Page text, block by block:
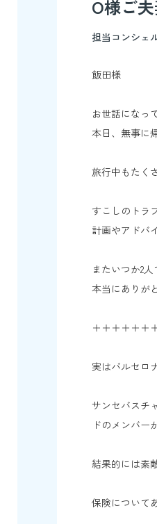
O様ご
担当コンシェ
飯田様
お世話になっ
本日、無事に
旅行中もたく
すこしのトラ
計画やアドバ
またいつか2
本当にありが
＋＋＋＋＋＋
実はバルセロ
サンセバスチ
ドのメンバー
結果的には素
保険について